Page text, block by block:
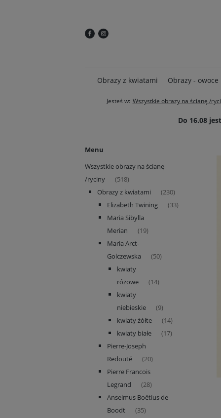
Obrazy z kwiatami Obrazy - owoce
Jesteś w: Wszystkie obrazy na ścianę /
Do 16.08
Menu
Wszystkie obrazy na ścianę
/ryciny
(518)
Obrazy z kwiatami (230)
Elizabeth Twining (33)
Maria Sibylla
Merian
(19)
Maria Arct-
Golczewska
(50)
kwiaty
różowe
(14)
kwiaty
niebieskie
(9)
kwiaty żółte (14)
kwiaty białe (17)
Pierre-Joseph
Redouté
(20)
Pierre Francois
Legrand
(28)
Anselmus Boëtius de
Boodt
(35)